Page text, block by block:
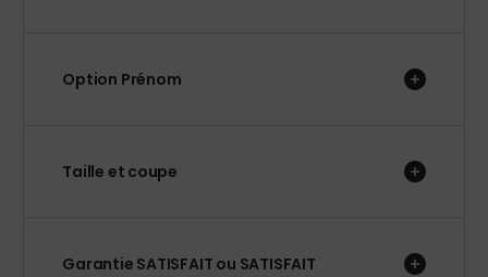
Option Prénom
Taille et coupe
Garantie SATISFAIT ou SATISFAIT